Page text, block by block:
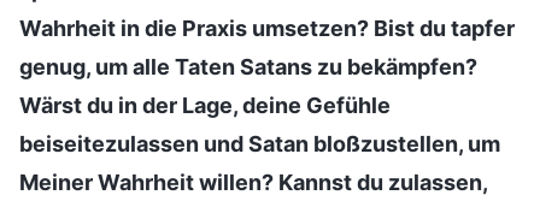
Wahrheit in die Praxis umsetzen? Bist du tapfer
genug, um alle Taten Satans zu bekämpfen?
Wärst du in der Lage, deine Gefühle
beiseitezulassen und Satan bloßzustellen, um
Meiner Wahrheit willen? Kannst du zulassen,